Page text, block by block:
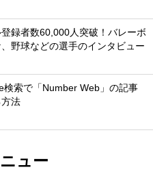
録者数60,000人突破！バレーボ
野球などの選手のインタビュー
検索で「Number Web」の記事
法
ュー